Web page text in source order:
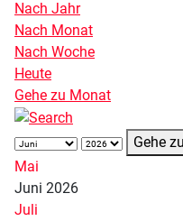
Nach Jahr
Nach Monat
Nach Woche
Heute
Gehe zu Monat
Gehe
Mai
Juni 2026
Juli